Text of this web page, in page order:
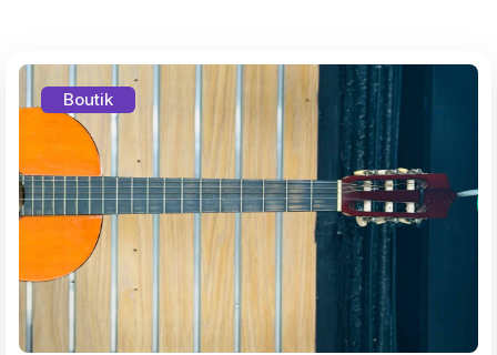
Boutik